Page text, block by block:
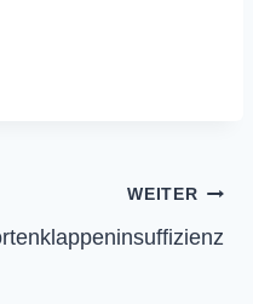
WEITER